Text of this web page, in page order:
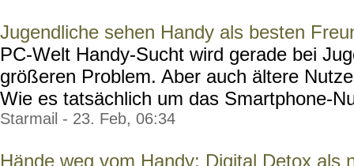
Jugendliche sehen Handy als besten
PC-Welt Handy-Sucht wird gerade bei
größeren Problem. Aber auch ältere
Wie es tatsächlich um das Smartphone-
Starmail - 23. Feb, 06:34
Hände weg vom Handy: Digital Detox als